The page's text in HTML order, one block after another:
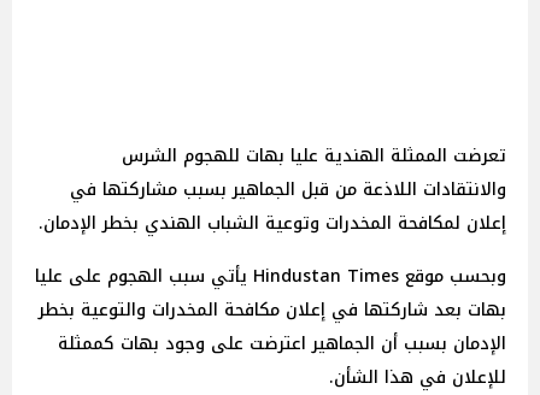
تعرضت الممثلة الهندية عليا بهات للهجوم الشرس
والانتقادات اللاذعة من قبل الجماهير بسبب مشاركتها في
إعلان لمكافحة المخدرات وتوعية الشباب الهندي بخطر الإدمان.
وبحسب موقع Hindustan Times يأتي سبب الهجوم على عليا
بهات بعد شاركتها في إعلان مكافحة المخدرات والتوعية بخطر
الإدمان بسبب أن الجماهير اعترضت على وجود بهات كممثلة
للإعلان في هذا الشأن.